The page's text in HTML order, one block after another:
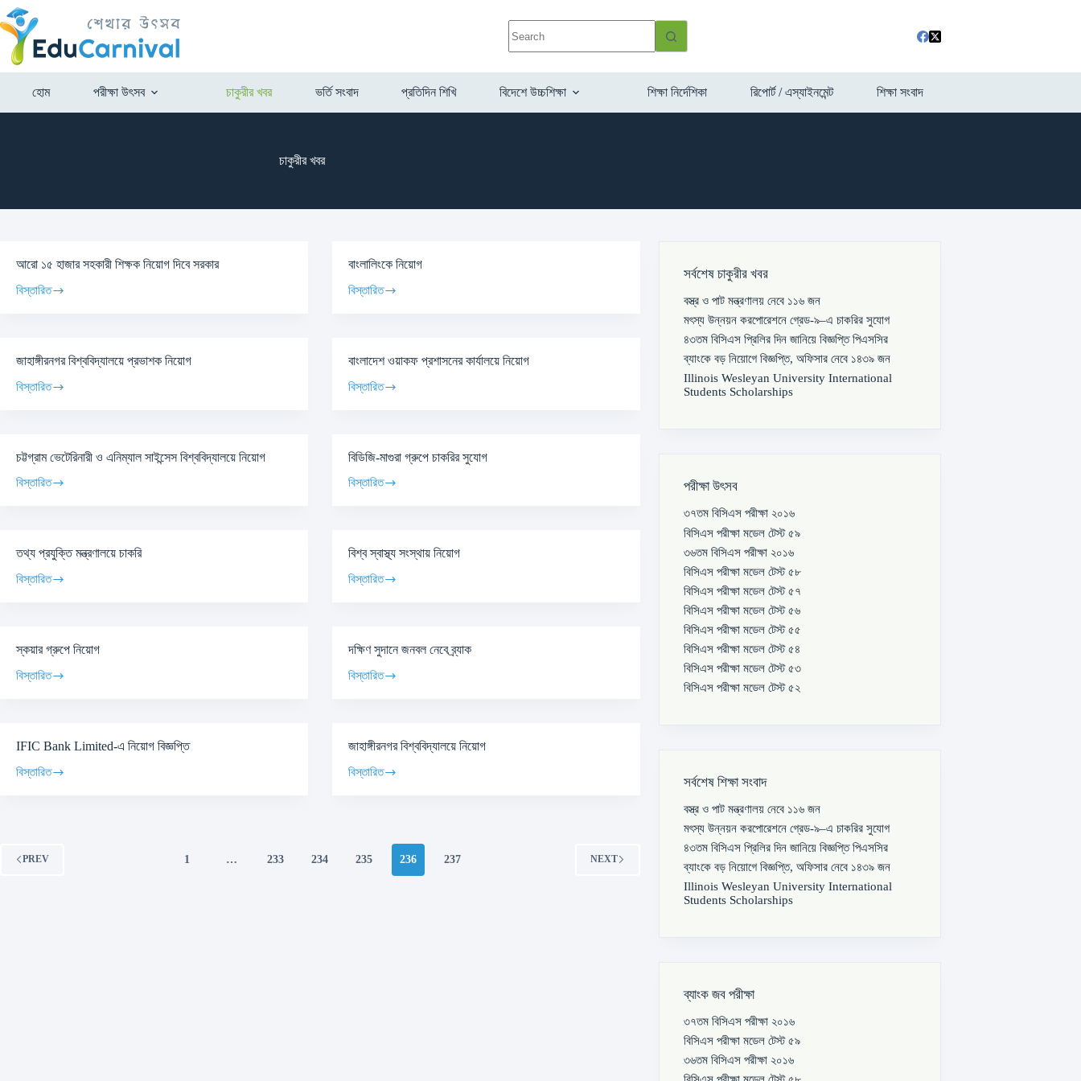
হোম পরীক্ষা উৎসব চাকুরীর খবর ভর্তি সংবাদ প্রতিদিন শিখি বিদেশে উচ্চশিক্ষা শিক্ষা নির্দেশিকা রিপোর্ট / এস্যাইনমেন্ট শিক্ষা সংবাদ
চাকুরীর খবর
আরো ১৫ হাজার সহকারী শিক্ষক নিয়োগ দিবে সরকার
বিস্তারিত
বাংলালিংকে নিয়োগ
বিস্তারিত
জাহাঙ্গীরনগর বিশ্ববিদ্যালয়ে প্রভাশক নিয়োগ
বিস্তারিত
বাংলাদেশ ওয়াকফ প্রশাসনের কার্যালয়ে নিয়োগ
বিস্তারিত
চট্টগ্রাম ভেটেরিনারী ও এনিম্যাল সাইন্সেস বিশ্ববিদ্যালয়ে নিয়োগ
বিস্তারিত
বিডিজি-মাগুরা গ্রুপে চাকরির সুযোগ
বিস্তারিত
তথ্য প্রযুক্তি মন্ত্রণালয়ে চাকরি
বিস্তারিত
বিশ্ব স্বাস্থ্য সংস্থায় নিয়োগ
বিস্তারিত
স্কয়ার গ্রুপে নিয়োগ
বিস্তারিত
দক্ষিণ সুদানে জনবল নেবে ব্র্যাক
বিস্তারিত
IFIC Bank Limited-এ নিয়োগ বিজ্ঞপ্তি
বিস্তারিত
জাহাঙ্গীরনগর বিশ্ববিদ্যালয়ে নিয়োগ
বিস্তারিত
PREV 1 … 233 234 235 236 237 NEXT
সর্বশেষ চাকুরীর খবর
বস্ত্র ও পাট মন্ত্রণালয় নেবে ১১৬ জন
মৎস্য উন্নয়ন করপোরেশনে গ্রেড-৯–এ চাকরির সুযোগ
৪৩তম বিসিএস প্রিলির দিন জানিয়ে বিজ্ঞপ্তি পিএসসির
ব্যাংকে বড় নিয়োগে বিজ্ঞপ্তি, অফিসার নেবে ১৪৩৯ জন
Illinois Wesleyan University International
Students Scholarships
পরীক্ষা উৎসব
৩৭তম বিসিএস পরীক্ষা ২০১৬
বিসিএস পরীক্ষা মডেল টেস্ট ৫৯
৩৬তম বিসিএস পরীক্ষা ২০১৬
বিসিএস পরীক্ষা মডেল টেস্ট ৫৮
বিসিএস পরীক্ষা মডেল টেস্ট ৫৭
বিসিএস পরীক্ষা মডেল টেস্ট ৫৬
বিসিএস পরীক্ষা মডেল টেস্ট ৫৫
বিসিএস পরীক্ষা মডেল টেস্ট ৫৪
বিসিএস পরীক্ষা মডেল টেস্ট ৫৩
বিসিএস পরীক্ষা মডেল টেস্ট ৫২
সর্বশেষ শিক্ষা সংবাদ
বস্ত্র ও পাট মন্ত্রণালয় নেবে ১১৬ জন
মৎস্য উন্নয়ন করপোরেশনে গ্রেড-৯–এ চাকরির সুযোগ
৪৩তম বিসিএস প্রিলির দিন জানিয়ে বিজ্ঞপ্তি পিএসসির
ব্যাংকে বড় নিয়োগে বিজ্ঞপ্তি, অফিসার নেবে ১৪৩৯ জন
Illinois Wesleyan University International
Students Scholarships
ব্যাংক জব পরীক্ষা
৩৭তম বিসিএস পরীক্ষা ২০১৬
বিসিএস পরীক্ষা মডেল টেস্ট ৫৯
৩৬তম বিসিএস পরীক্ষা ২০১৬